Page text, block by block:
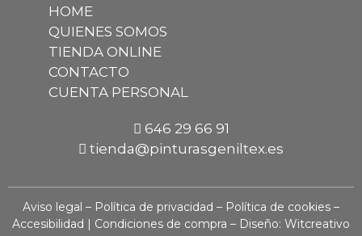
HOME
QUIENES SOMOS
TIENDA ONLINE
CONTACTO
CUENTA PERSONAL
646 29 66 91
tienda@pinturasgeniltex.es
Aviso legal – Política de privacidad – Política de cookies –
Accesibilidad | Condiciones de compra – Diseño: Witcreativo